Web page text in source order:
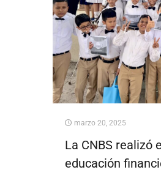
marzo 20, 2025
La CNBS realizó
educación